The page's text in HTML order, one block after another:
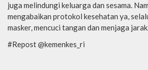
juga melindungi keluarga dan sesama.
mengabaikan protokol kesehatan ya,
masker, mencuci tangan dan menjaga
#Repost @kemenkes_ri